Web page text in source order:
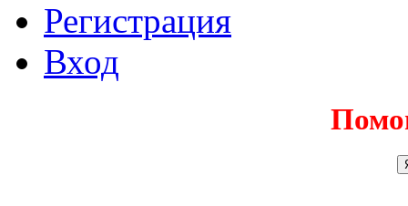
Регистрация
Вход